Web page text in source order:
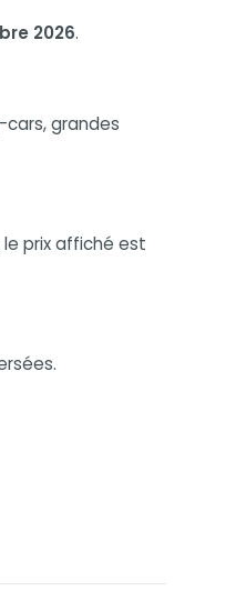
2026.
grandes
prix affiché est